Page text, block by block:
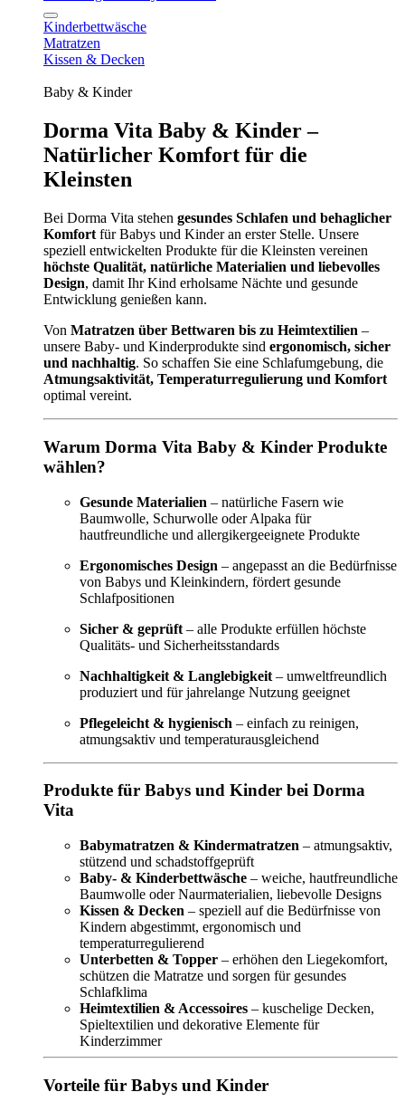
Kinderbettwäsche
Matratzen
Kissen & Decken
Baby & Kinder
Dorma Vita Baby & Kinder –
Natürlicher Komfort für die
Kleinsten
Bei Dorma Vita stehen gesundes Schlafen und behaglicher
Komfort für Babys und Kinder an erster Stelle. Unsere
speziell entwickelten Produkte für die Kleinsten vereinen
höchste Qualität, natürliche Materialien und liebevolles
Design, damit Ihr Kind erholsame Nächte und gesunde
Entwicklung genießen kann.
Von Matratzen über Bettwaren bis zu Heimtextilien –
unsere Baby- und Kinderprodukte sind ergonomisch, sicher
und nachhaltig. So schaffen Sie eine Schlafumgebung, die
Atmungsaktivität, Temperaturregulierung und Komfort
optimal vereint.
Warum Dorma Vita Baby & Kinder Produkte
wählen?
Gesunde Materialien – natürliche Fasern wie
Baumwolle, Schurwolle oder Alpaka für
hautfreundliche und allergikergeeignete Produkte
Ergonomisches Design – angepasst an die Bedürfnisse
von Babys und Kleinkindern, fördert gesunde
Schlafpositionen
Sicher & geprüft – alle Produkte erfüllen höchste
Qualitäts- und Sicherheitsstandards
Nachhaltigkeit & Langlebigkeit – umweltfreundlich
produziert und für jahrelange Nutzung geeignet
Pflegeleicht & hygienisch – einfach zu reinigen,
atmungsaktiv und temperaturausgleichend
Produkte für Babys und Kinder bei Dorma
Vita
Babymatratzen & Kindermatratzen – atmungsaktiv,
stützend und schadstoffgeprüft
Baby- & Kinderbettwäsche – weiche, hautfreundliche
Baumwolle oder Naurmaterialien, liebevolle Designs
Kissen & Decken – speziell auf die Bedürfnisse von
Kindern abgestimmt, ergonomisch und
temperaturregulierend
Unterbetten & Topper – erhöhen den Liegekomfort,
schützen die Matratze und sorgen für gesundes
Schlafklima
Heimtextilien & Accessoires – kuschelige Decken,
Spieltextilien und dekorative Elemente für
Kinderzimmer
Vorteile für Babys und Kinder